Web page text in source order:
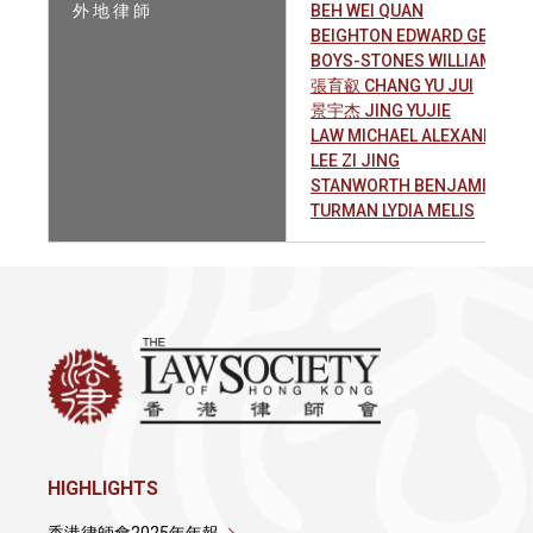
外 地 律 師
BEH WEI QUAN
BEIGHTON EDWARD GEORGE
BOYS-STONES WILLIAM
張育叡 CHANG YU JUI
景宇杰 JING YUJIE
LAW MICHAEL ALEXANDER
LEE ZI JING
STANWORTH BENJAMIN
TURMAN LYDIA MELIS
HIGHLIGHTS